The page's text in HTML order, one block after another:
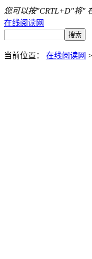
您可以按"CRTL+D"将"
在线阅读网
当前位置： 在线阅读网 >